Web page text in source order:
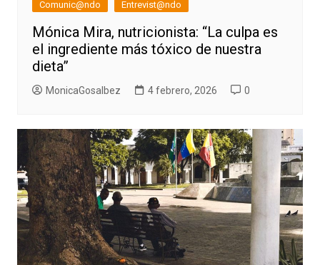
Comunic@ndo Entrevist@ndo
Mónica Mira, nutricionista: “La culpa es
el ingrediente más tóxico de nuestra
dieta”
MonicaGosalbez 4 febrero, 2026 0